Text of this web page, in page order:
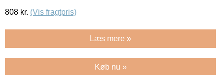
808 kr. (Vis fragtpris)
Læs mere »
Køb nu »